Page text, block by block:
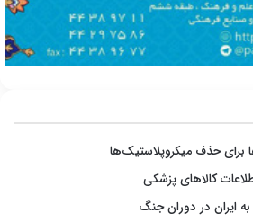
برای حذف میکروپلاستیک‌ها